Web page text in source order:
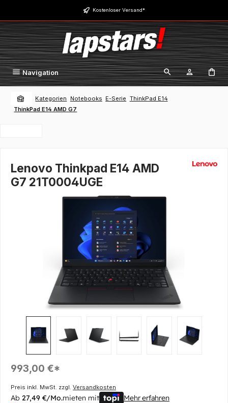
Zum Hauptinhalt springen Kostenloser Versand*
Navigation
Kategorien Notebooks E-Serie ThinkPad E14
ThinkPad E14 AMD G7
Lenovo Thinkpad E14 AMD
G7 21T0004UGE
Bildergalerie überspringen
Regulärer Preis:
993,00 €*
Preis inkl. MwSt. zzgl. Versandkosten
Ab 27,49 €/Mo.mieten mit Mehr erfahren